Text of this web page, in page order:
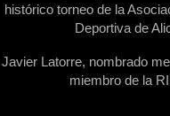
histórico torneo de la
Deportiva de
Javier Latorre, nombrado
miembro de la